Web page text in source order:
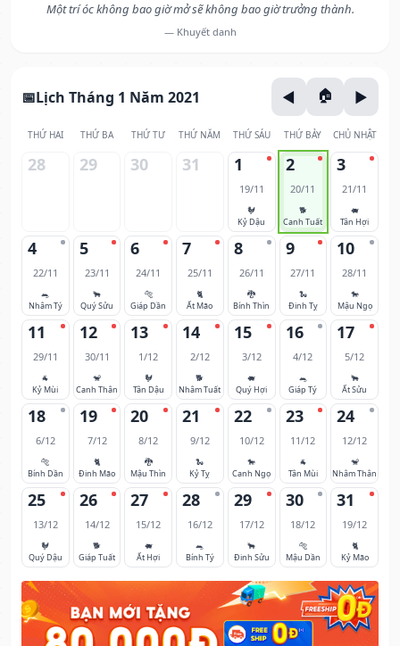
Một trí óc không bao giờ mở sẽ không bao giờ trưởng thành.
— Khuyết danh
Lịch Tháng 1 Năm 2021
THỨ HAI THỨ BA THỨ TƯ THỨ NĂM THỨ SÁU THỨ BẢY CHỦ NHẬT
28 29 30 31 1
19/11
🐓
Kỷ Dậu
2
20/11
🐕
Canh Tuất
3
21/11
🐖
Tân Hợi
4
22/11
🐀
Nhâm Tý
5
23/11
🐂
Quý Sửu
6
24/11
🐅
Giáp Dần
7
25/11
🐈
Ất Mão
8
26/11
🐉
Bính Thìn
9
27/11
🐍
Đinh Tỵ
10
28/11
🐎
Mậu Ngọ
11
29/11
🐐
Kỷ Mùi
12
30/11
🐒
Canh Thân
13
1/12
🐓
Tân Dậu
14
2/12
🐕
Nhâm Tuất
15
3/12
🐖
Quý Hợi
16
4/12
🐀
Giáp Tý
17
5/12
🐂
Ất Sửu
18
6/12
🐅
Bính Dần
19
7/12
🐈
Đinh Mão
20
8/12
🐉
Mậu Thìn
21
9/12
🐍
Kỷ Tỵ
22
10/12
🐎
Canh Ngọ
23
11/12
🐐
Tân Mùi
24
12/12
🐒
Nhâm Thân
25
13/12
🐓
Quý Dậu
26
14/12
🐕
Giáp Tuất
27
15/12
🐖
Ất Hợi
28
16/12
🐀
Bính Tý
29
17/12
🐂
Đinh Sửu
30
18/12
🐅
Mậu Dần
31
19/12
🐈
Kỷ Mão